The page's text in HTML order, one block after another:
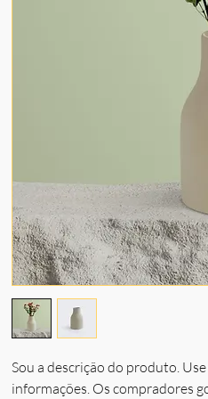
Sou a descrição do produto.
informações. Os compradores